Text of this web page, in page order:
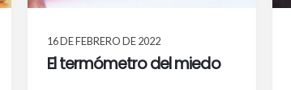
16 DE FEBRERO DE 2022
El termómetro del miedo